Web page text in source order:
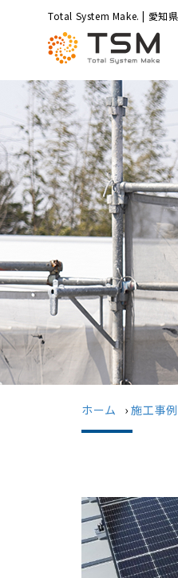
Total System Make. | 愛知
ホーム ›施工事例